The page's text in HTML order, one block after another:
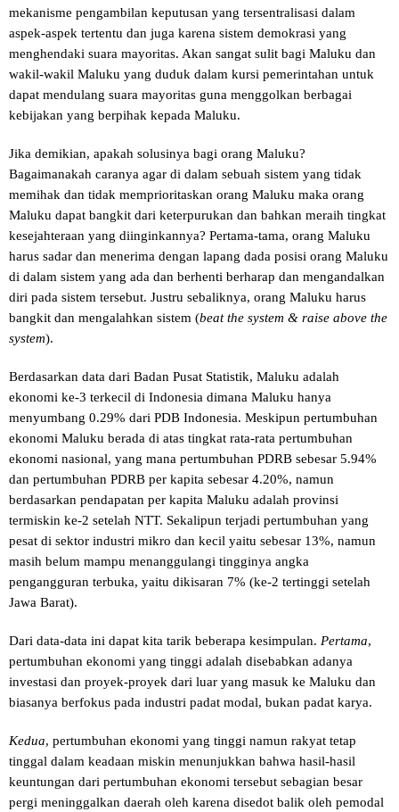
mekanisme pengambilan keputusan yang tersentralisasi dalam
aspek-aspek tertentu dan juga karena sistem demokrasi yang
menghendaki suara mayoritas. Akan sangat sulit bagi Maluku dan
wakil-wakil Maluku yang duduk dalam kursi pemerintahan untuk
dapat mendulang suara mayoritas guna menggolkan berbagai
kebijakan yang berpihak kepada Maluku.
Jika demikian, apakah solusinya bagi orang Maluku?
Bagaimanakah caranya agar di dalam sebuah sistem yang tidak
memihak dan tidak memprioritaskan orang Maluku maka orang
Maluku dapat bangkit dari keterpurukan dan bahkan meraih tingkat
kesejahteraan yang diinginkannya? Pertama-tama, orang Maluku
harus sadar dan menerima dengan lapang dada posisi orang Maluku
di dalam sistem yang ada dan berhenti berharap dan mengandalkan
diri pada sistem tersebut. Justru sebaliknya, orang Maluku harus
bangkit dan mengalahkan sistem (beat the system & raise above the
system).
Berdasarkan data dari Badan Pusat Statistik, Maluku adalah
ekonomi ke-3 terkecil di Indonesia dimana Maluku hanya
menyumbang 0.29% dari PDB Indonesia. Meskipun pertumbuhan
ekonomi Maluku berada di atas tingkat rata-rata pertumbuhan
ekonomi nasional, yang mana pertumbuhan PDRB sebesar 5.94%
dan pertumbuhan PDRB per kapita sebesar 4.20%, namun
berdasarkan pendapatan per kapita Maluku adalah provinsi
termiskin ke-2 setelah NTT. Sekalipun terjadi pertumbuhan yang
pesat di sektor industri mikro dan kecil yaitu sebesar 13%, namun
masih belum mampu menanggulangi tingginya angka
pengangguran terbuka, yaitu dikisaran 7% (ke-2 tertinggi setelah
Jawa Barat).
Dari data-data ini dapat kita tarik beberapa kesimpulan. Pertama,
pertumbuhan ekonomi yang tinggi adalah disebabkan adanya
investasi dan proyek-proyek dari luar yang masuk ke Maluku dan
biasanya berfokus pada industri padat modal, bukan padat karya.
Kedua, pertumbuhan ekonomi yang tinggi namun rakyat tetap
tinggal dalam keadaan miskin menunjukkan bahwa hasil-hasil
keuntungan dari pertumbuhan ekonomi tersebut sebagian besar
pergi meninggalkan daerah oleh karena disedot balik oleh pemodal